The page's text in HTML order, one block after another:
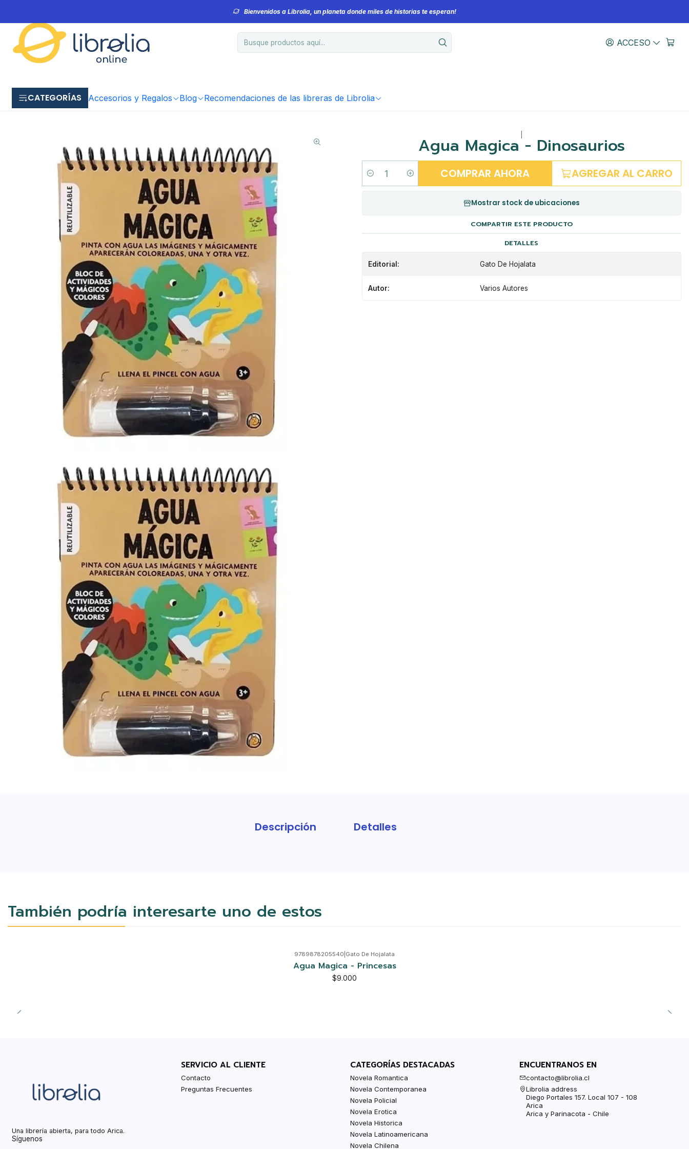
ACCESO
CATEGORÍAS Accesorios y Regalos Blog Recomendaciones de las libreras de Librolia
Bienvenidos a Librolia, un planeta donde miles de historias te esperan!
Agua Magica - Dinosaurios
Cantidad AGREGAR AL CARRO
COMPRAR AHORA
Mostrar stock de ubicaciones
COMPARTIR ESTE PRODUCTO
DETALLES
Editorial: Gato De Hojalata
Autor: Varios Autores
Descripción Detalles
También podría interesarte uno de estos
9789878205540 Gato De Hojalata
Agua Magica - Princesas
$9.000
Una librería abierta, para todo Arica.
Síguenos
SERVICIO AL CLIENTE
Contacto
Preguntas Frecuentes
CATEGORÍAS DESTACADAS
Novela Romantica
Novela Contemporanea
Novela Policial
Novela Erotica
Novela Historica
Novela Latinoamericana
Novela Chilena
ENCUENTRANOS EN
contacto@librolia.cl
Librolia address
Diego Portales 157. Local 107 - 108
Arica
Arica y Parinacota - Chile